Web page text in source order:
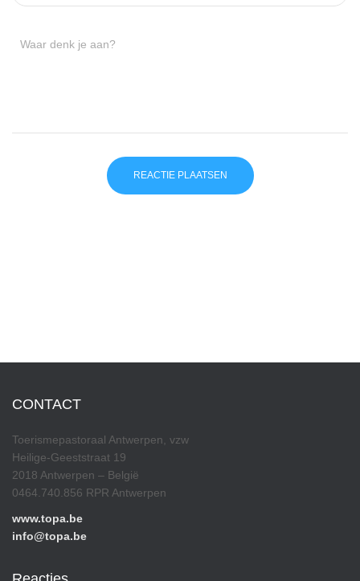
Waar denk je aan?
CONTACT
Toerismepastoraal Antwerpen, vzw
Heilige-Geeststraat 19
2018 Antwerpen – België
0464.740.856 RPR Antwerpen
www.topa.be
info@topa.be